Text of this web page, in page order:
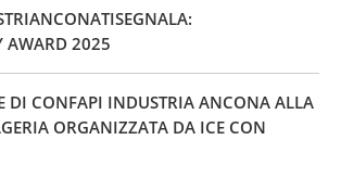
AWARD 2025
DI CONFAPI INDUSTRIA ANCONA ALLA
ORGANIZZATA DA ICE CON